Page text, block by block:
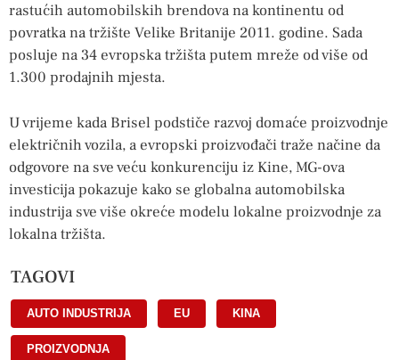
rastućih automobilskih brendova na kontinentu od
povratka na tržište Velike Britanije 2011. godine. Sada
posluje na 34 evropska tržišta putem mreže od više od
1.300 prodajnih mjesta.
U vrijeme kada Brisel podstiče razvoj domaće proizvodnje
električnih vozila, a evropski proizvođači traže načine da
odgovore na sve veću konkurenciju iz Kine, MG-ova
investicija pokazuje kako se globalna automobilska
industrija sve više okreće modelu lokalne proizvodnje za
lokalna tržišta.
TAGOVI
AUTO INDUSTRIJA EU KINA
PROIZVODNJA